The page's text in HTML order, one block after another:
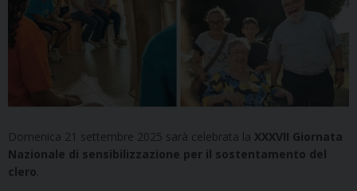
Domenica 21 settembre 2025 sarà celebrata la XXXVII Giornata
Nazionale di sensibilizzazione per il sostentamento del
clero